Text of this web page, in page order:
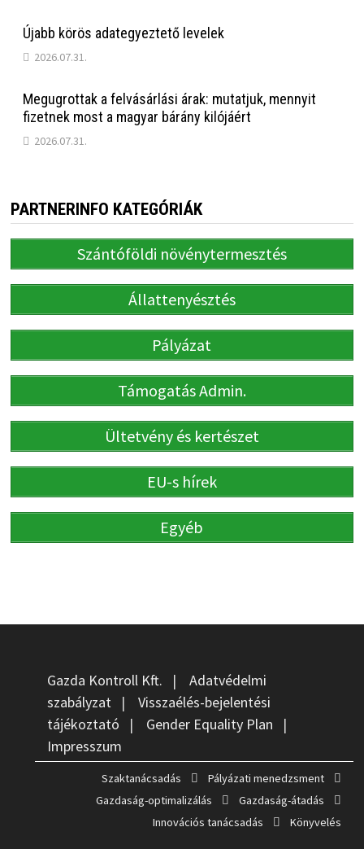
Újabb körös adategyeztető levelek
2026.07.31.
Megugrottak a felvásárlási árak: mutatjuk, mennyit
fizetnek most a magyar bárány kilójáért
2026.07.31.
PARTNERINFO KATEGÓRIÁK
Szántóföldi növénytermesztés
Állattenyésztés
Pályázat
Támogatás Admin.
Ültetvény és kertészet
EU-s hírek
Egyéb
Gazda Kontroll Kft. | Adatvédelmi
szabályzat| Visszaélés-bejelentési
tájékoztató | Gender Equality Plan |
Impresszum
Szaktanácsadás
Pályázati menedzsment
Gazdaság-optimalizálás
Gazdaság-átadás
Innovációs tanácsadás
Könyvelés